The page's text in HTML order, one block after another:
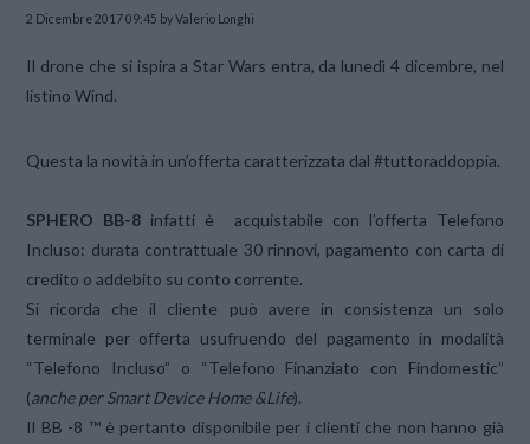
2 Dicembre 2017 09:45 by Valerio Longhi
Il drone che si ispira a Star Wars entra, da lunedì 4 dicembre, nel
listino Wind.
Questa la novità in un’offerta caratterizzata dal #tuttoraddoppia.
SPHERO BB-8 infatti è acquistabile con l’offerta Telefono
Incluso: durata contrattuale 30 rinnovi, pagamento con carta di
credito o addebito su conto corrente.
Si ricorda che il cliente può avere in consistenza un solo
terminale per offerta usufruendo del pagamento in modalità
“Telefono Incluso” o “Telefono Finanziato con Findomestic”
(anche per Smart Device Home &Life).
Il BB -8 ™ è pertanto disponibile per i clienti che non hanno già